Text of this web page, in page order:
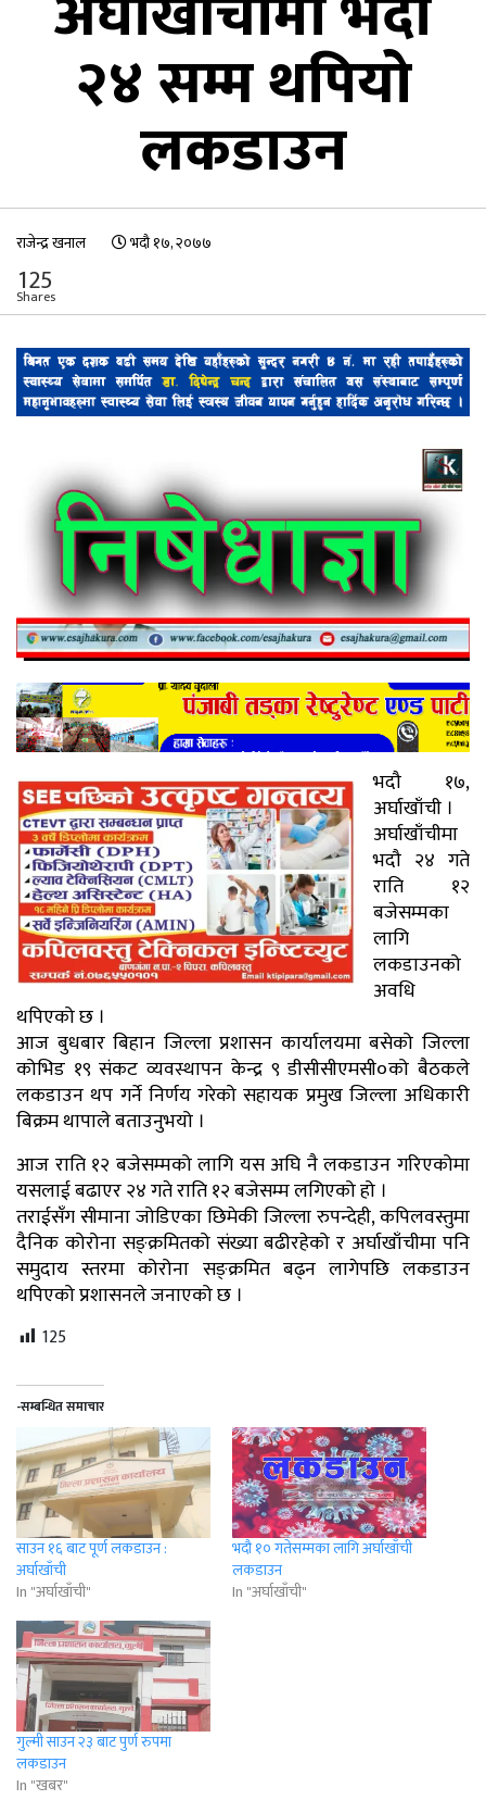
२४ सम्म थपियो
लकडाउन
राजेन्द्र खनाल भदौ १७, २०७७
125
Shares
भदौ १७,
अर्घाखाँची ।
अर्घाखाँचीमा
भदौ २४ गते
राति १२
बजेसम्मका
लागि
लकडाउनको
अवधि
थपिएको छ ।
आज बुधबार बिहान जिल्ला प्रशासन कार्यालयमा बसेको जिल्ला
कोभिड १९ संकट व्यवस्थापन केन्द्र ९ डीसीसीएमसी०को बैठकले
लकडाउन थप गर्ने निर्णय गरेको सहायक प्रमुख जिल्ला अधिकारी
बिक्रम थापाले बताउनुभयो ।
आज राति १२ बजेसम्मको लागि यस अघि नै लकडाउन गरिएकोमा
यसलाई बढाएर २४ गते राति १२ बजेसम्म लगिएको हो ।
तराईसँग सीमाना जोडिएका छिमेकी जिल्ला रुपन्देही, कपिलवस्तुमा
दैनिक कोरोना सङ्क्रमितको संख्या बढीरहेको र अर्घाखाँचीमा पनि
समुदाय स्तरमा कोरोना सङ्क्रमित बढ्न लागेपछि लकडाउन
थपिएको प्रशासनले जनाएको छ ।
125
-सम्बन्धित समाचार
साउन १६ बाट पूर्ण लकडाउन :
अर्घाखाँची
In "अर्घाखाँची"
भदौ १० गतेसम्मका लागि अर्घाखाँची
लकडाउन
In "अर्घाखाँची"
गुल्मी साउन २३ बाट पुर्ण रुपमा
लकडाउन
In "खबर"